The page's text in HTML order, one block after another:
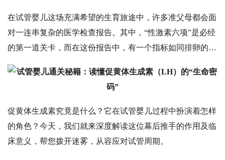
在试管婴儿这场充满希望的生育旅途中，许多准父母都会面
对一连串复杂的医学检查报告。其中， “性激素六项”是必经
的第一道关卡，而在这份报告中，有一个指标如同排卵的
“信号灯”，直接关系到取卵的时机与胚胎的着床，它就是
——促黄体生成素（LH）。
促黄体生成素究竟是什么？它在试管婴儿过程中扮演着怎样
的角色？今天，我们就来深度解读这位幕后推手的作用及临
床意义，帮您拨开迷雾，从容应对试管周期。